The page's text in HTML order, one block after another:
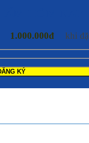
1.000.000đ khi